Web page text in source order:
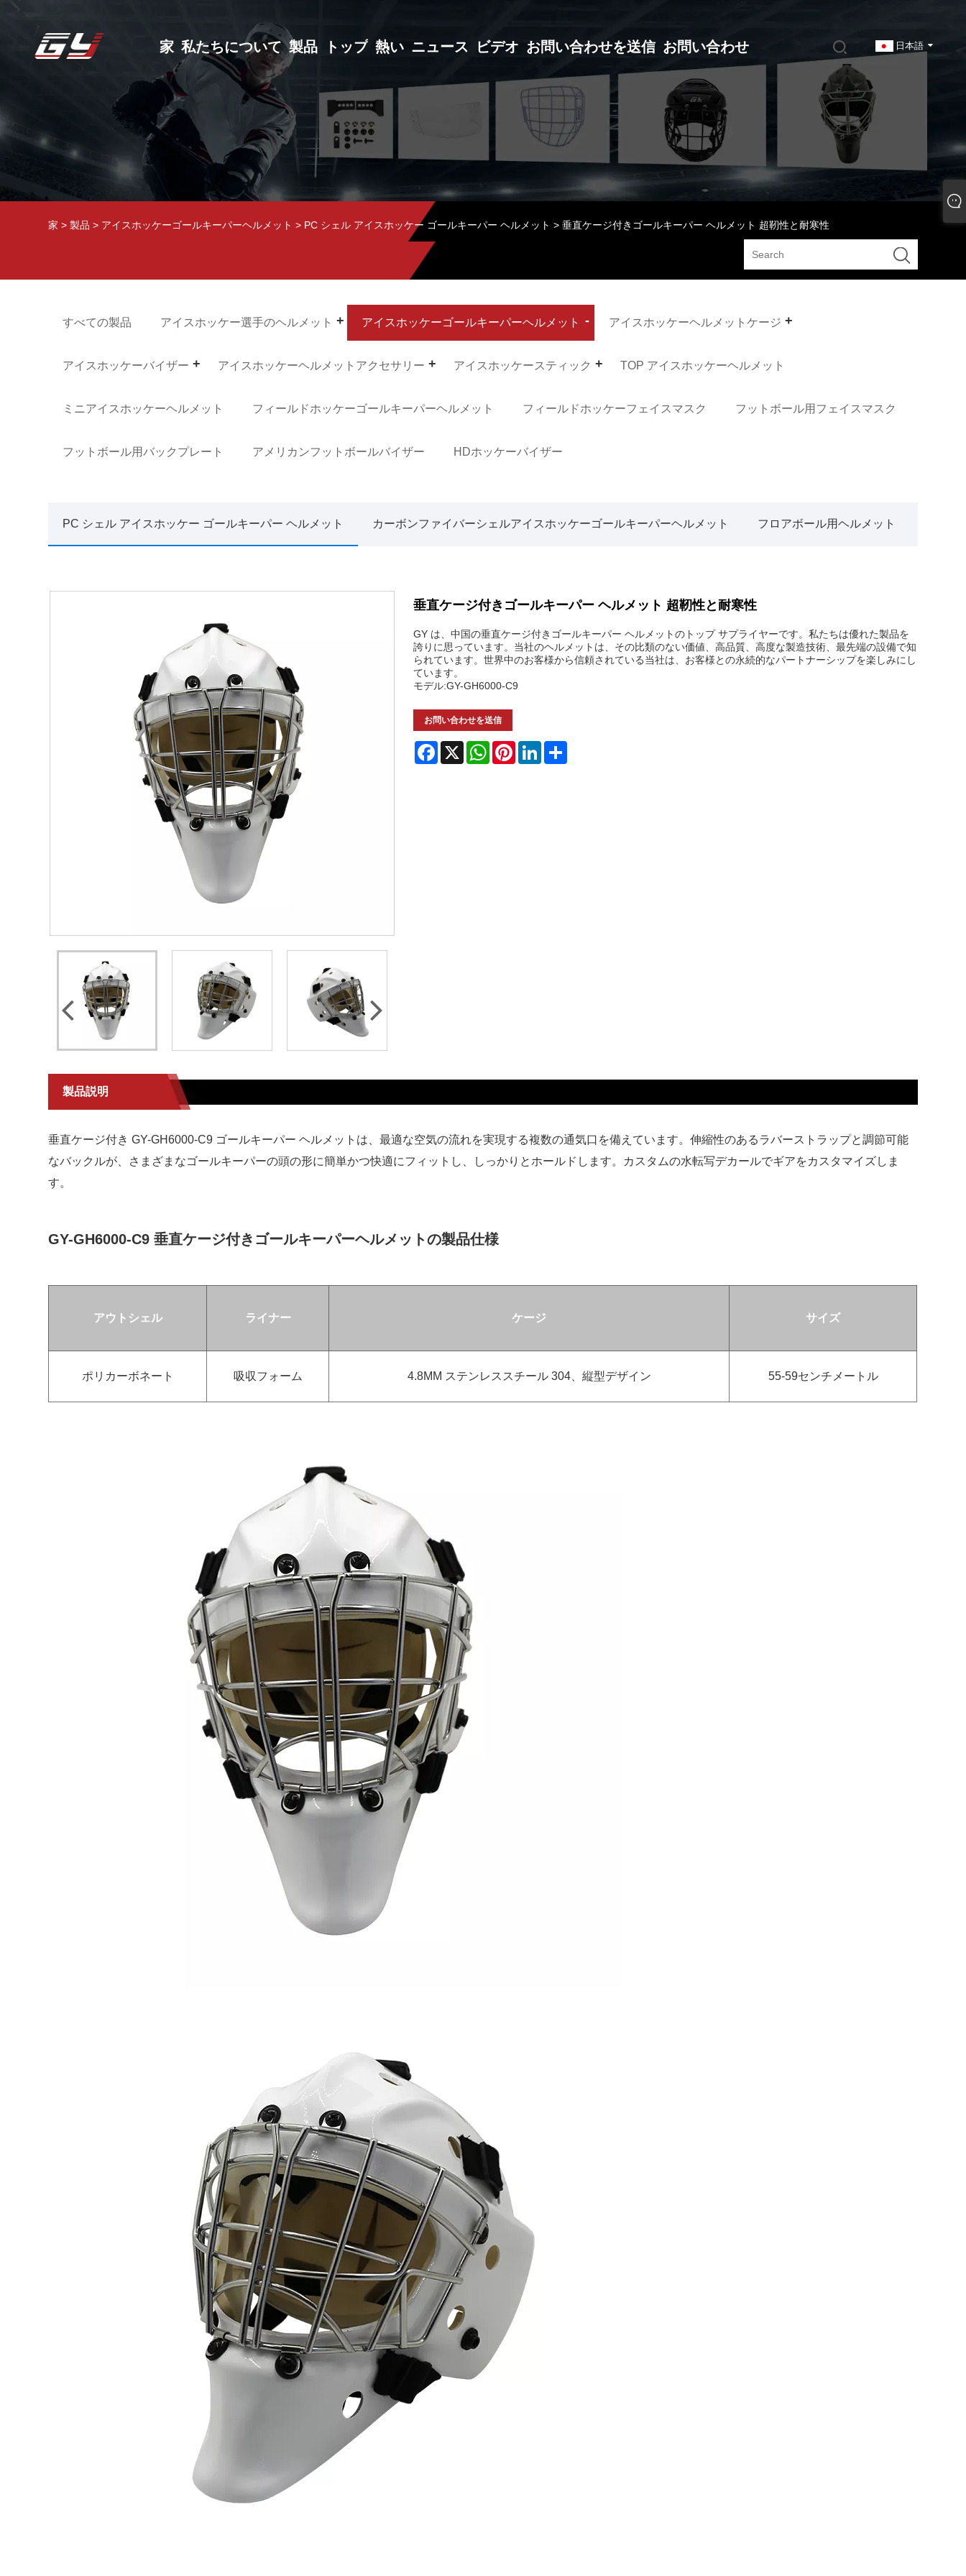
日本語
家 私たちについて 製品 トップ 熱い ニュース ビデオ お問い合わせを送信 お問い合わせ
家 > 製品 > アイスホッケーゴールキーパーヘルメット > PC シェル アイスホッケー ゴールキーパー ヘルメット > 垂直ケージ付きゴールキーパー ヘルメット 超靭性と耐寒性
すべての製品 アイスホッケー選手のヘルメット アイスホッケーゴールキーパーヘルメット アイスホッケーヘルメットケージ
アイスホッケーバイザー アイスホッケーヘルメットアクセサリー アイスホッケースティック TOP アイスホッケーヘルメット
ミニアイスホッケーヘルメット フィールドホッケーゴールキーパーヘルメット フィールドホッケーフェイスマスク フットボール用フェイスマスク
フットボール用バックプレート アメリカンフットボールバイザー HDホッケーバイザー
PC シェル アイスホッケー ゴールキーパー ヘルメット カーボンファイバーシェルアイスホッケーゴールキーパーヘルメット フロアボール用ヘルメット
垂直ケージ付きゴールキーパー ヘルメット 超靭性と耐寒性
GY は、中国の垂直ケージ付きゴールキーパー ヘルメットのトップ サプライヤーです。私たちは優れた製品を
誇りに思っています。当社のヘルメットは、その比類のない価値、高品質、高度な製造技術、最先端の設備で知
られています。世界中のお客様から信頼されている当社は、お客様との永続的なパートナーシップを楽しみにし
ています。
モデル:GY-GH6000-C9
お問い合わせを送信
Facebook
X WhatsAppPinterestLinkedIn
製品説明
垂直ケージ付き GY-GH6000-C9 ゴールキーパー ヘルメットは、最適な空気の流れを実現する複数の通気口を備えています。伸縮性のあるラバーストラップと調節可能
なバックルが、さまざまなゴールキーパーの頭の形に簡単かつ快適にフィットし、しっかりとホールドします。カスタムの水転写デカールでギアをカスタマイズしま
す。
GY-GH6000-C9 垂直ケージ付きゴールキーパーヘルメットの製品仕様
アウトシェル ライナー ケージ サイズ
ポリカーボネート 吸収フォーム 4.8MM ステンレススチール 304、縦型デザイン 55-59センチメートル